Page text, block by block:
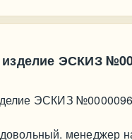
изделие ЭСКИЗ
ЭСКИЗ
менеджер